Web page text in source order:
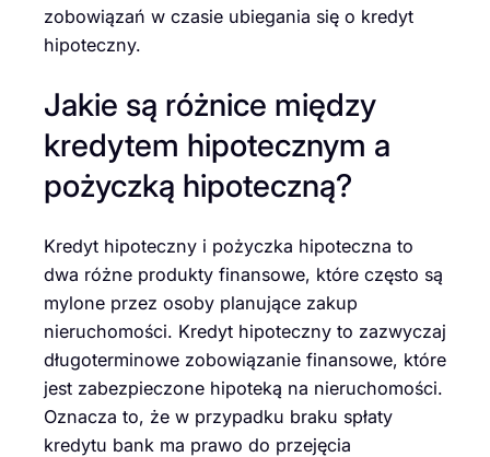
zobowiązań w czasie ubiegania się o kredyt
hipoteczny.
Jakie są różnice między
kredytem hipotecznym a
pożyczką hipoteczną?
Kredyt hipoteczny i pożyczka hipoteczna to
dwa różne produkty finansowe, które często są
mylone przez osoby planujące zakup
nieruchomości. Kredyt hipoteczny to zazwyczaj
długoterminowe zobowiązanie finansowe, które
jest zabezpieczone hipoteką na nieruchomości.
Oznacza to, że w przypadku braku spłaty
kredytu bank ma prawo do przejęcia